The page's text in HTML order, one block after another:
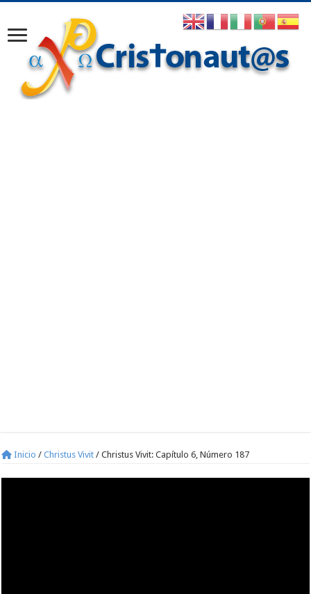
Inicio / Christus Vivit / Christus Vivit: Capítulo 6, Número 187